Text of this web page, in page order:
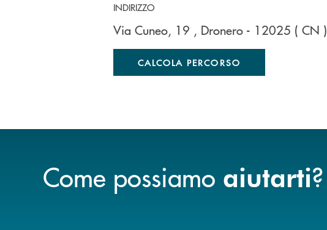
INDIRIZZO
Via Cuneo, 19 , Dronero - 12025 ( CN )
CALCOLA PERCORSO
Come possiamo aiutarti?